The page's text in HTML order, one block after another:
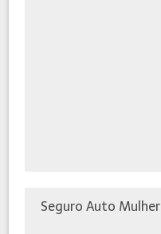
Seguro Auto Mulher